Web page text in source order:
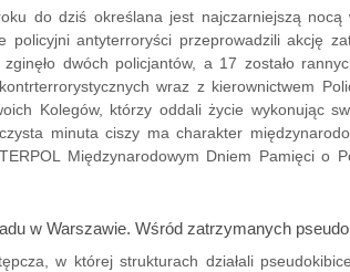
do dziś określana jest najczarniejszą nocą
policyjni antyterroryści przeprowadzili akcję
dwóch policjantów, a 17 zostało
wraz z kierownictwem
Kolegów, którzy oddali życie wykonując
minuta ciszy ma charakter
Międzynarodowym Dniem Pamięci o
w Warszawie. Wśród zatrzymanych
w której strukturach działali